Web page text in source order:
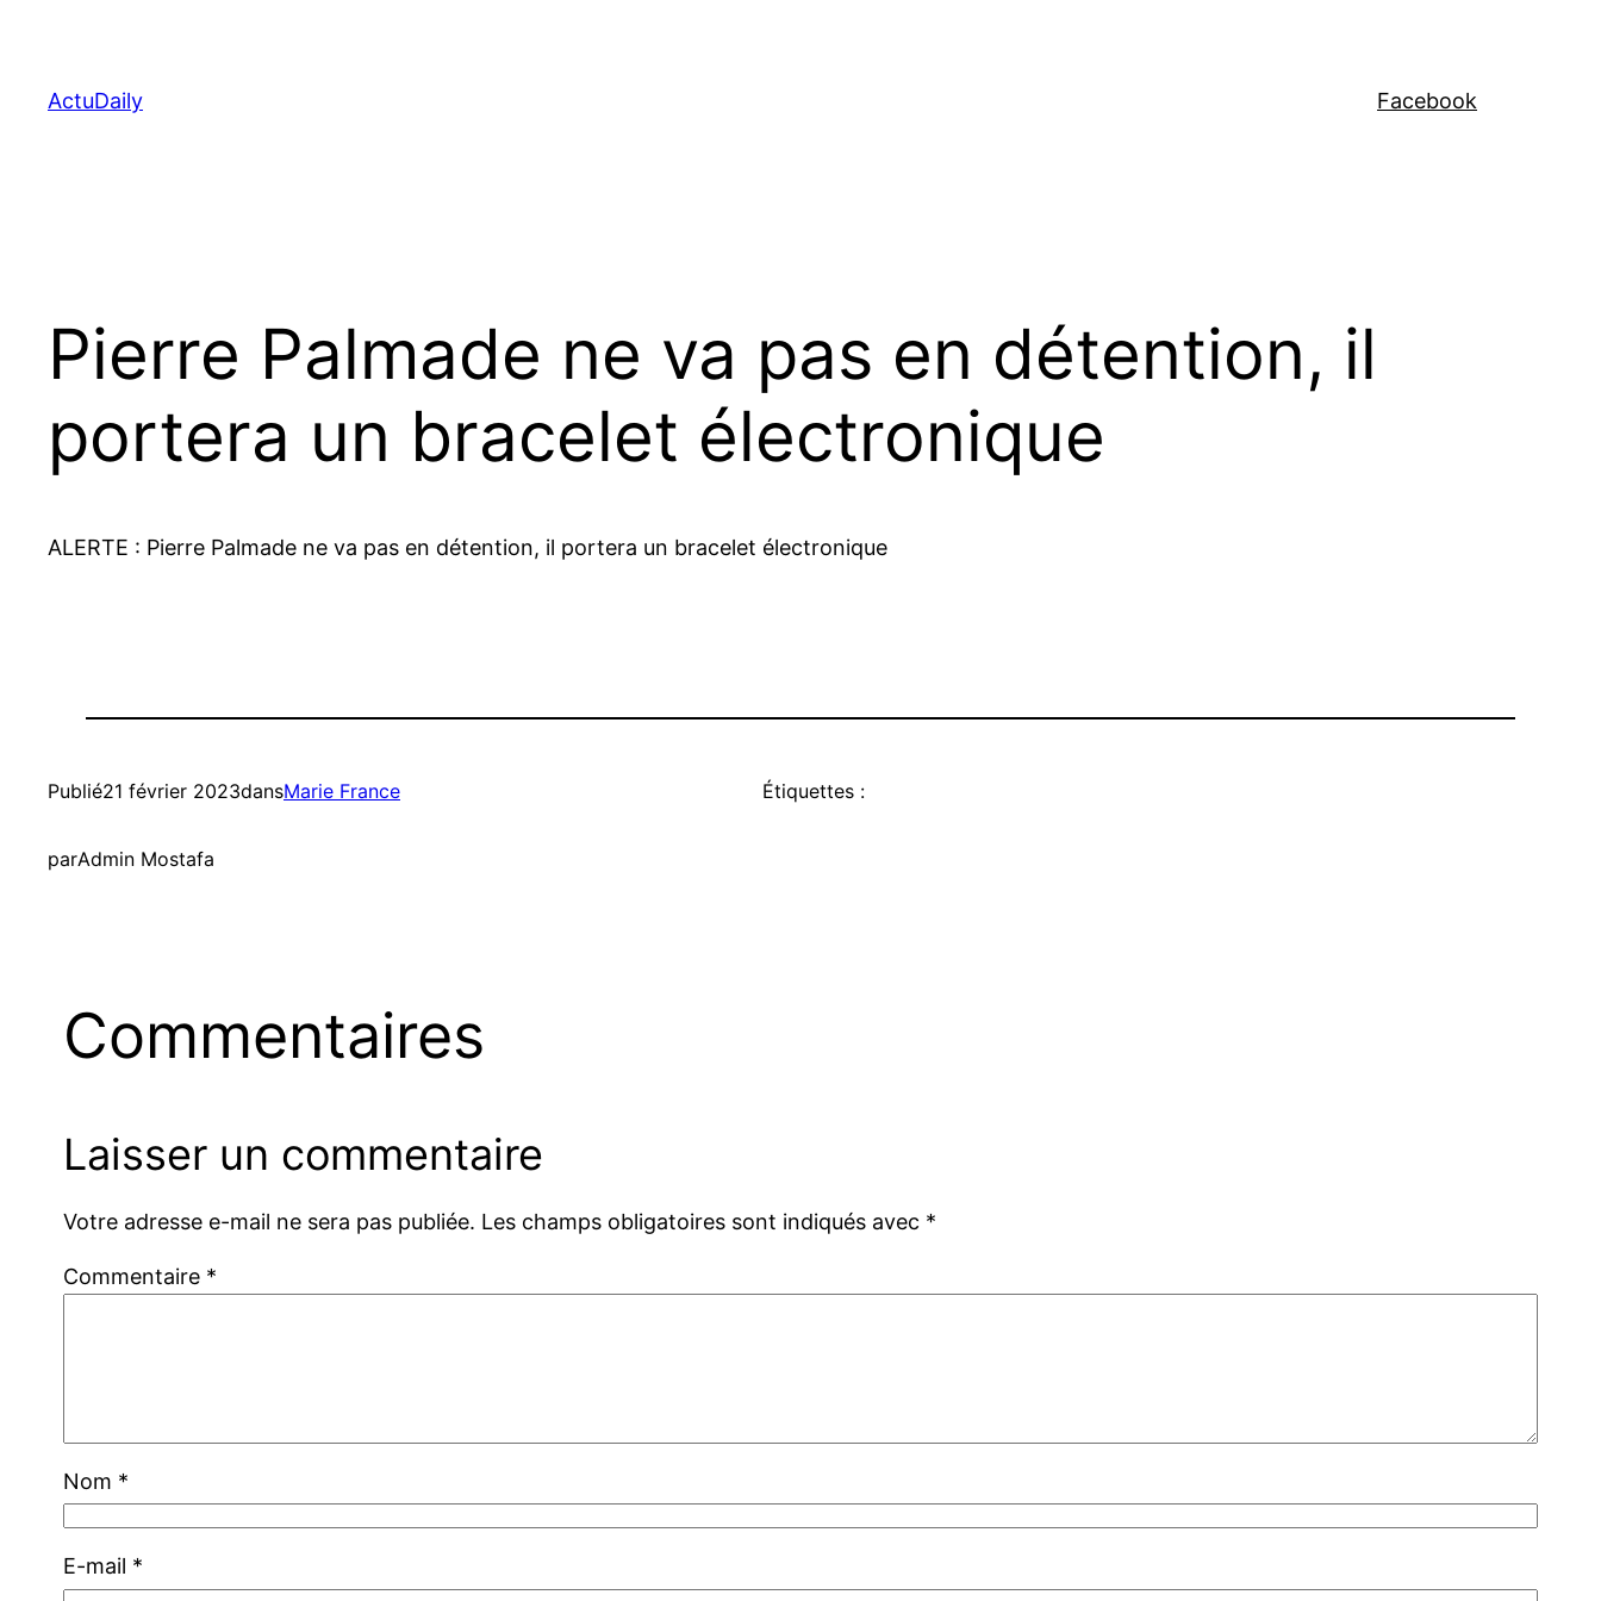
contenu
ActuDaily Facebook
Pierre Palmade ne va pas en détention, il
portera un bracelet électronique
ALERTE : Pierre Palmade ne va pas en détention, il portera un bracelet électronique
Publié21 février 2023dansMarie France
parAdmin Mostafa
Étiquettes :
Commentaires
Laisser un commentaire
Votre adresse e-mail ne sera pas publiée. Les champs obligatoires sont indiqués avec *
Commentaire *
Nom *
E-mail *